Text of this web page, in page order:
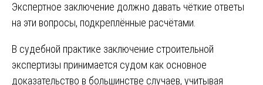
Экспертное заключение должно давать чёткие ответы
на эти вопросы, подкреплённые расчётами.
В судебной практике заключение строительной
экспертизы принимается судом как основное
доказательство в большинстве случаев, учитывая